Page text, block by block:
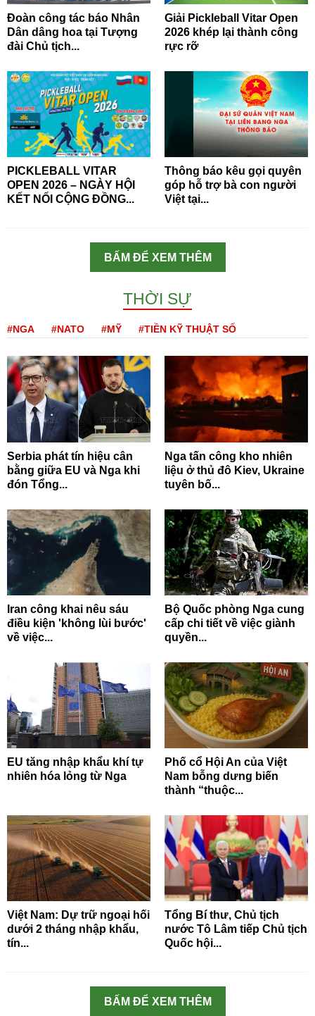
Đoàn công tác báo Nhân
Dân dâng hoa tại Tượng
đài Chủ tịch...
Giải Pickleball Vitar Open
2026 khép lại thành công
rực rỡ
PICKLEBALL VITAR
OPEN 2026 – NGÀY HỘI
KẾT NỐI CỘNG ĐỒNG...
Thông báo kêu gọi quyên
góp hỗ trợ bà con người
Việt tại...
BẤM ĐỂ XEM THÊM
THỜI SỰ
#NGA #NATO #MỸ #TIỀN KỸ THUẬT SỐ
Serbia phát tín hiệu cân
bằng giữa EU và Nga khi
đón Tổng...
Nga tấn công kho nhiên
liệu ở thủ đô Kiev, Ukraine
tuyên bố...
Iran công khai nêu sáu
điều kiện 'không lùi bước'
về việc...
Bộ Quốc phòng Nga cung
cấp chi tiết về việc giành
quyền...
EU tăng nhập khẩu khí tự
nhiên hóa lỏng từ Nga
Phố cổ Hội An của Việt
Nam bỗng dưng biến
thành “thuộc...
Việt Nam: Dự trữ ngoại hối
dưới 2 tháng nhập khẩu,
tín...
Tổng Bí thư, Chủ tịch
nước Tô Lâm tiếp Chủ tịch
Quốc hội...
BẤM ĐỂ XEM THÊM